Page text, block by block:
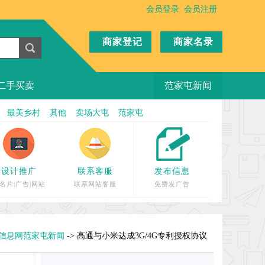
会员登录 会员注册
商家登记 商家名录
手买卖 范家屯新闻
最美乡村 其他 卖场大屯 范家屯
设计推广
片|广告|网站
联系客服
联系网站客服
发布信息
免费发广告
息网范家屯新闻 -> 高通与小米达成3G/4G专利授权协议